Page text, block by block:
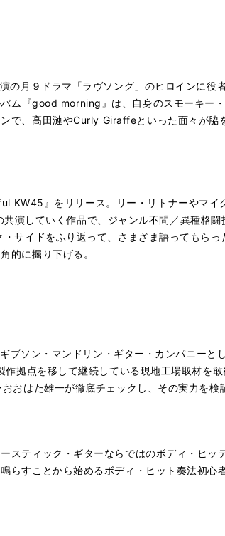
月９ドラマ「ラヴソング」のヒロインに役
ム『good morning』は、自身のスモーキー
で、高田漣やCurly Giraffeといった面々が脇
KW45』をリリース。リー・リトナーやマイ
演していく作品で、ジャンル不問／異種格闘
サイドをふり返って、さまざま語ってもらっ
的に掘り下げる。
ソン・マンドリン・ギター・カンパニーと
拠点を移して継続している現地工場取材を
おはた雄一が徹底チェックし、その実力を検
ティック・ギターならではのボディ・ヒッ
らすことから始めるボディ・ヒット奏法初心